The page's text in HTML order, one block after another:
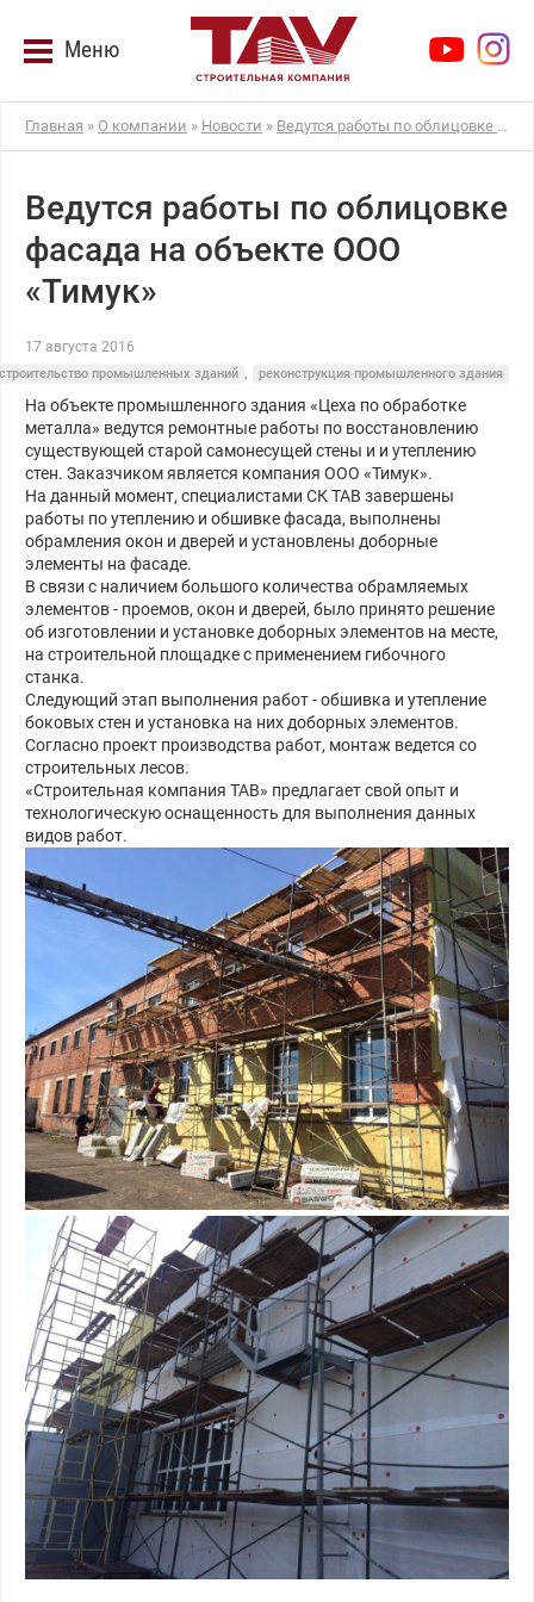
Меню
Главная » О компании » Новости » Ведутся работы по облицовке фасада на объекте ООО «Тимук»
Ведутся работы по облицовке
фасада на объекте ООО
«Тимук»
17 августа 2016
строительство промышленных зданий , реконструкция промышленного здания
На объекте промышленного здания «Цеха по обработке
металла» ведутся ремонтные работы по восстановлению
существующей старой самонесущей стены и и утеплению
стен. Заказчиком является компания ООО «Тимук».
На данный момент, специалистами СК ТАВ завершены
работы по утеплению и обшивке фасада, выполнены
обрамления окон и дверей и установлены доборные
элементы на фасаде.
В связи с наличием большого количества обрамляемых
элементов - проемов, окон и дверей, было принято решение
об изготовлении и установке доборных элементов на месте,
на строительной площадке с применением гибочного
станка.
Следующий этап выполнения работ - обшивка и утепление
боковых стен и установка на них доборных элементов.
Согласно проект производства работ, монтаж ведется со
строительных лесов.
«Строительная компания ТАВ» предлагает свой опыт и
технологическую оснащенность для выполнения данных
видов работ.